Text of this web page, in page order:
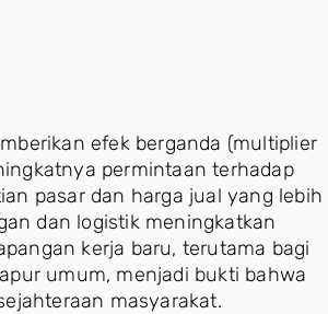
efek berganda (multiplier
permintaan terhadap
pasar dan harga jual yang lebih
dan logistik meningkatkan
kerja baru, terutama bagi
umum, menjadi bukti bahwa
masyarakat.